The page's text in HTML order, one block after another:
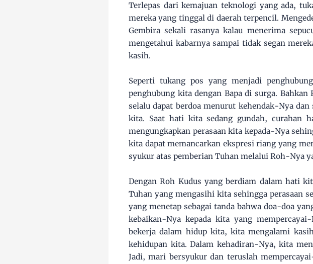
Terlepas dari kemajuan teknologi yang ada,
mereka yang tinggal di daerah terpencil.
Gembira sekali rasanya kalau menerima
mengetahui kabarnya sampai tidak segan
kasih.
Seperti tukang pos yang menjadi
penghubung kita dengan Bapa di surga.
selalu dapat berdoa menurut kehendak-Nya
kita. Saat hati kita sedang gundah, curahan
mengungkapkan perasaan kita kepada-Nya
kita dapat memancarkan ekspresi riang yang
syukur atas pemberian Tuhan melalui Roh-Nya
Dengan Roh Kudus yang berdiam dalam hati
Tuhan yang mengasihi kita sehingga perasaan
yang menetap sebagai tanda bahwa doa-doa
kebaikan-Nya kepada kita yang
bekerja dalam hidup kita, kita mengalami
kehidupan kita. Dalam kehadiran-Nya, kita
Jadi, mari bersyukur dan teruslah